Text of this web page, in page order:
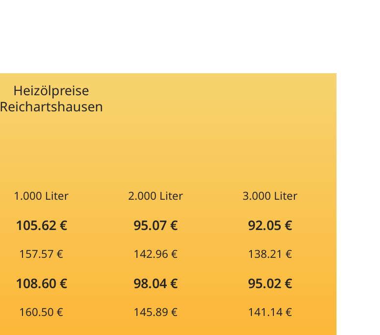
Heizölpreise
Reichartshausen
1.000 Liter 2.000 Liter
3.000 Liter
105.62 € 95.07 € 92.05 €
157.57 € 142.96 €
138.21 €
108.60 € 98.04 € 95.02 €
160.50 € 145.89 € 141.14 €